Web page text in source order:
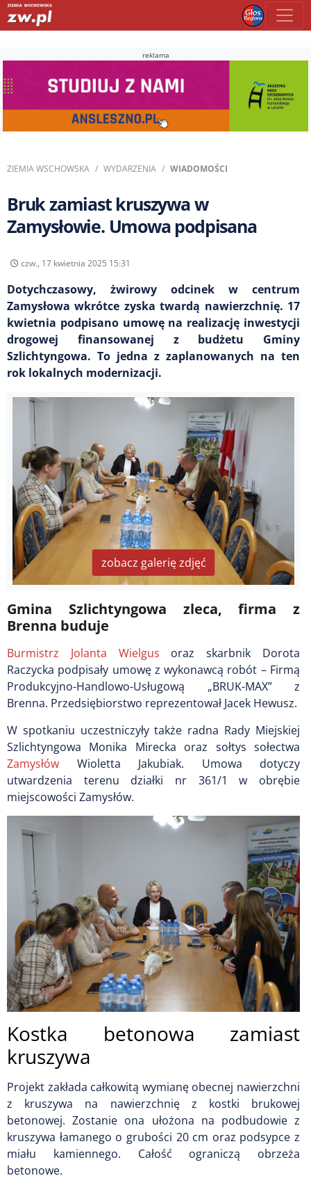
reklama
ZIEMIA WSCHOWSKA WYDARZENIA WIADOMOŚCI
Bruk zamiast kruszywa w
Zamysłowie. Umowa podpisana
czw., 17 kwietnia 2025 15:31
Dotychczasowy, żwirowy odcinek w centrum
Zamysłowa wkrótce zyska twardą nawierzchnię. 17
kwietnia podpisano umowę na realizację inwestycji
drogowej finansowanej z budżetu Gminy
Szlichtyngowa. To jedna z zaplanowanych na ten
rok lokalnych modernizacji.
zobacz galerię zdjęć
Gmina Szlichtyngowa zleca, firma z
Brenna buduje
Burmistrz Jolanta Wielgus oraz skarbnik Dorota
Raczycka podpisały umowę z wykonawcą robót – Firmą
Produkcyjno-Handlowo-Usługową „BRUK-MAX” z
Brenna. Przedsiębiorstwo reprezentował Jacek Hewusz.
W spotkaniu uczestniczyły także radna Rady Miejskiej
Szlichtyngowa Monika Mirecka oraz sołtys sołectwa
Zamysłów Wioletta Jakubiak. Umowa dotyczy
utwardzenia terenu działki nr 361/1 w obrębie
miejscowości Zamysłów.
Kostka betonowa zamiast
kruszywa
Projekt zakłada całkowitą wymianę obecnej nawierzchni
z kruszywa na nawierzchnię z kostki brukowej
betonowej. Zostanie ona ułożona na podbudowie z
kruszywa łamanego o grubości 20 cm oraz podsypce z
miału kamiennego. Całość ograniczą obrzeża
betonowe.